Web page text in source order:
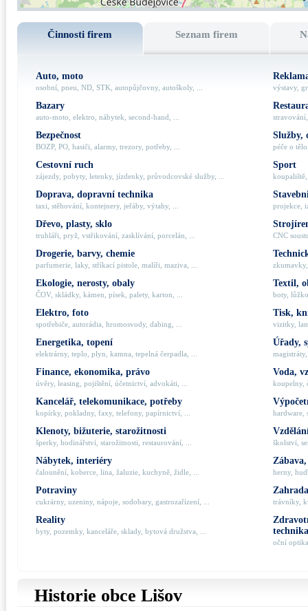
Činnosti firem Seznam firem
Auto, moto
osobní, pneu, ND, STK, autopůjčovny, autoškoly, ...
Bazary
auto-moto, elektro, nábytek, second-hand, ...
Bezpečnost
BOZP, PO, hasiči, alarmy, trezory, potřeby, ...
Cestovní ruch
zájezdy, pobyty, letenky, jízdenky, průvodcovské služby, ...
Doprava, dopravní technika
taxi, stěhování, kontejnery, jeřáby, výtahy, ...
Dřevo, plasty, sklo
truhláři, pryž, vstřikování, zasklívání, porcelán, ...
Drogerie, barvy, chemie
parfumerie, laky, stříkací pistole, malíři, maziva, ...
Ekologie, nerosty, obaly
ČOV, skládky, kámen, písek, palety, karton, ...
Elektro, foto
spotřebiče, autorádia, hromosvody, dabing, ...
Energetika, topení
elektrárny, teplo, plyn, kamna, tepelná čerpadla, ...
Finance, ekonomika, právo
úvěry, leasing, pojištění, účetnictví, advokáti, ...
Kancelář, telekomunikace, potřeby
kopírky, pokladny, faxy, telefony, papírnictví, ...
Klenoty, bižuterie, starožitnosti
šperky, hodinářství, starožitnosti, restaurování, ...
Nábytek, interiéry
čalounění, koberce, lina, žaluzie, kuchyně, židle, ...
Potraviny
cukrárny, uzeniny, nápoje, sodobary, gastrozařízení, ...
Reality
byty, pozemky, kanceláře, sklady, bytová družstva, ...
výstavy,
Služby,
péče o
Sport
projekce,
CNC
Textil,
boty,
Tisk,
vizitky,
Úřady,
Voda,
koupelny,
hardware,
školství,
herny,
trávníky,
technika
oční
Historie obce Lišov